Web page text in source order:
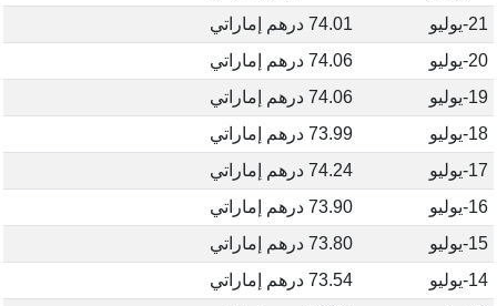
21-يوليو
74.01 درهم إماراتي
20-يوليو
74.06 درهم إماراتي
19-يوليو
74.06 درهم إماراتي
18-يوليو
73.99 درهم إماراتي
17-يوليو
74.24 درهم إماراتي
16-يوليو
73.90 درهم إماراتي
15-يوليو
73.80 درهم إماراتي
14-يوليو
73.54 درهم إماراتي